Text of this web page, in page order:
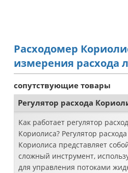
Расходомер
измерения расхода
сопутствующие товары
Регулятор расхода
Как работает регулятор
Кориолиса? Регулятор расхода
Кориолиса представляет
сложный инструмент,
для управления потоками